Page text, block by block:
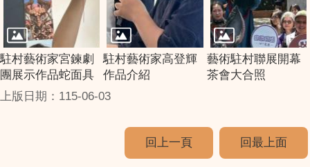
駐村藝術家宮鍊劇
團展示作品蛇面具
駐村藝術家高登輝
作品介紹
藝術駐村聯展開幕
茶會大合照
上版日期：115-06-03
回上一頁 回最上面